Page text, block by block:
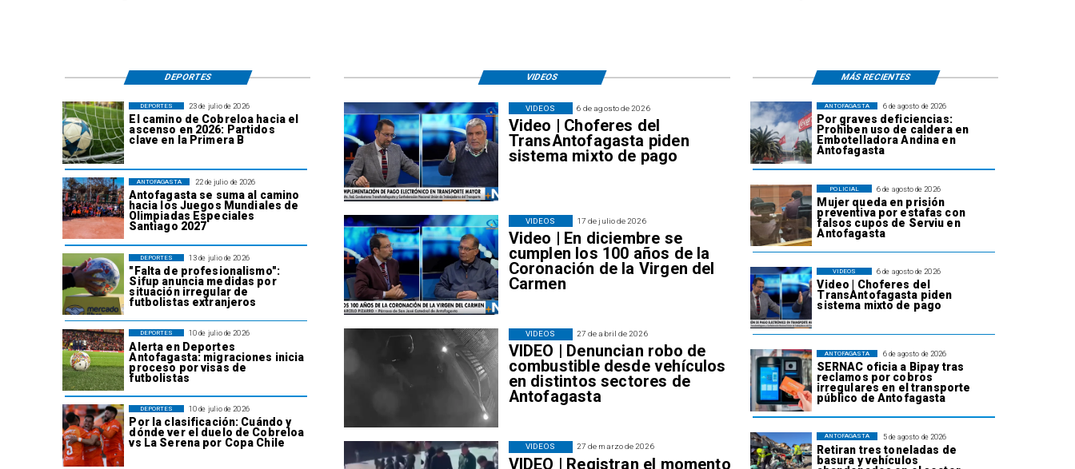
6 de agosto de 2026
Por graves deficiencias:
Prohiben uso de caldera en
Embotelladora Andina en
Antofagasta
ANTOFAGASTA
6 de agosto de 2026
Mujer queda en prisión
preventiva por estafas con
falsos cupos de Serviu en
Antofagasta
POLICIAL
6 de agosto de 2026
Video | Choferes del
TransAntofagasta piden
sistema mixto de pago
VIDEOS
6 de agosto de 2026
SERNAC oficia a Bipay tras
reclamos por cobros
irregulares en el transporte
público de Antofagasta
ANTOFAGASTA
5 de agosto de 2026
Retiran tres toneladas de
basura y vehículos
ANTOFAGASTA
23 de julio de 2026
El camino de Cobreloa hacia el
ascenso en 2026: Partidos
clave en la Primera B
DEPORTES
22 de julio de 2026
Antofagasta se suma al camino
hacia los Juegos Mundiales de
Olimpiadas Especiales
Santiago 2027
ANTOFAGASTA
13 de julio de 2026
"Falta de profesionalismo":
Sifup anuncia medidas por
situación irregular de
futbolistas extranjeros
DEPORTES
10 de julio de 2026
Alerta en Deportes
Antofagasta: migraciones inicia
proceso por visas de
futbolistas
DEPORTES
10 de julio de 2026
Por la clasificación: Cuándo y
dónde ver el duelo de Cobreloa
vs La Serena por Copa Chile
DEPORTES
6 de agosto de 2026
Video | Choferes del
TransAntofagasta piden
sistema mixto de pago
VIDEOS
17 de julio de 2026
Video | En diciembre se
cumplen los 100 años de la
Coronación de la Virgen del
Carmen
VIDEOS
27 de abril de 2026
VIDEO | Denuncian robo de
combustible desde vehículos
en distintos sectores de
Antofagasta
VIDEOS
27 de marzo de 2026
VIDEO | Registran el momento
VIDEOS
VIDEOS
DEPORTES MÁS RECIENTES